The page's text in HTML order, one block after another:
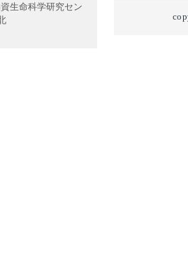
生命科学研究セン